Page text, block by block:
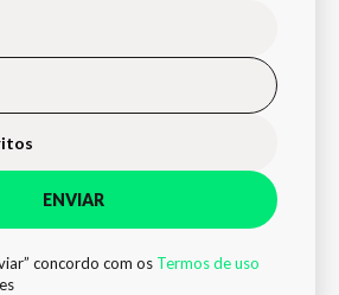
ENVIAR
concordo com os Termos de uso